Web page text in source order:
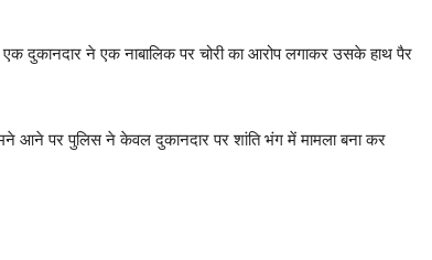
दुकानदार ने एक नाबालिक पर चोरी का आरोप लगाकर उसके हाथ पैर
आने पर पुलिस ने केवल दुकानदार पर शांति भंग में मामला बना कर